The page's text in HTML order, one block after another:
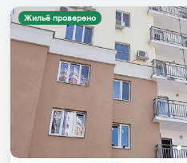
Жильё проверено